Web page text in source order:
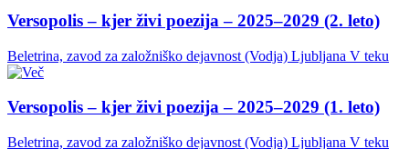
Versopolis – kjer živi poezija – 2025–2029 (2. leto)
Beletrina, zavod za založniško dejavnost (Vodja) Ljubljana V teku
Versopolis – kjer živi poezija – 2025–2029 (1. leto)
Beletrina, zavod za založniško dejavnost (Vodja) Ljubljana V teku